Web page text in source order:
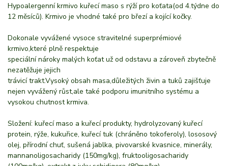
Hypoalergenní krmivo kuřecí maso s rýží pro koťata(od 4.týdne do
12 měsíců). Krmivo je vhodné také pro březí a kojící kočky.
Dokonale vyvážené vysoce stravitelné superprémiové
krmivo,které plně respektuje
speciální nároky malých koťat už od odstavu a zároveň zbytečně
nezatěžuje jejich
trávicí trakt.Vysoký obsah masa,důležitých živin a tuků zajišťuje
nejen vyvážený růst,ale také podporu imunitního systému a
vysokou chutnost krmiva.
Složení: kuřecí maso a kuřecí produkty, hydrolyzovaný kuřecí
protein, rýže, kukuřice, kuřecí tuk (chráněno tokoferoly), lososový
olej, přírodní chuť, sušená jablka, pivovarské kvasnice, minerály,
mannanoligosacharidy (150mg/kg), fruktooligosacharidy